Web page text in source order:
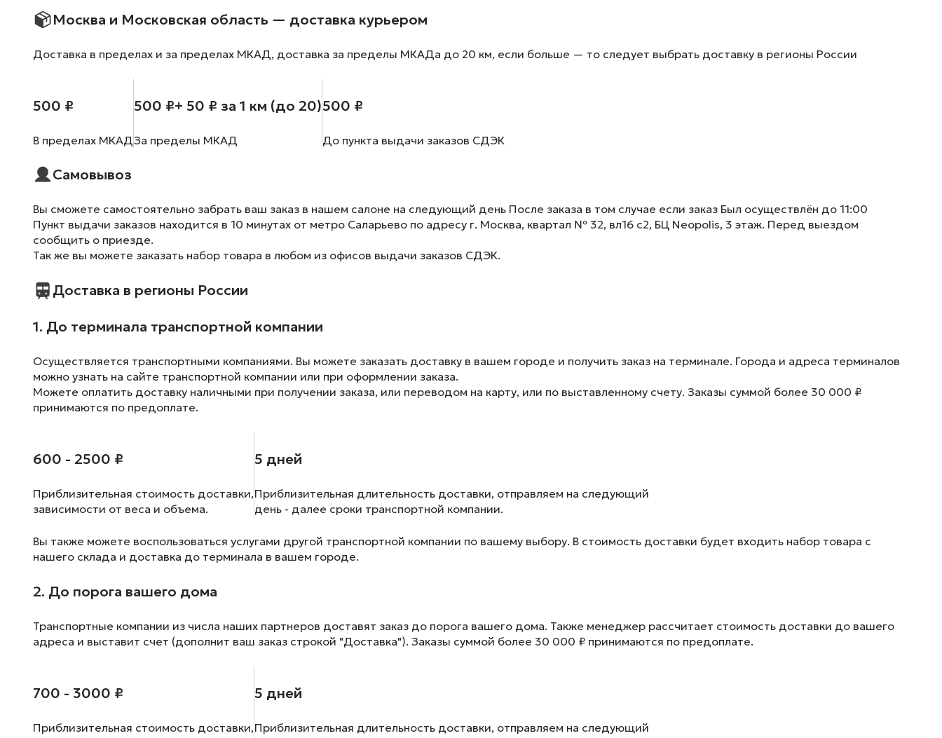
Москва и Московская область — доставка курьером
Доставка в пределах и за пределах МКАД, доставка за пределы МКАДа до 20 км, если больше — то следует выбрать доставку в регионы России
500 ₽
В пределах МКАД
500 ₽+ 50 ₽ за 1 км (до 20)
За пределы МКАД
500 ₽
До пункта выдачи заказов СДЭК
Самовывоз
Вы сможете самостоятельно забрать ваш заказ в нашем салоне на следующий день После заказа в том случае если заказ Был осуществлён до 11:00
Пункт выдачи заказов находится в 10 минутах от метро Саларьево по адресу г. Москва, квартал № 32, вл16 с2, БЦ Neopolis, 3 этаж. Перед выездом
сообщить о приезде.
Так же вы можете заказать набор товара в любом из офисов выдачи заказов СДЭК.
Доставка в регионы России
1. До терминала транспортной компании
Осуществляется транспортными компаниями. Вы можете заказать доставку в вашем городе и получить заказ на терминале. Города и адреса терминалов
можно узнать на сайте транспортной компании или при оформлении заказа.
Можете оплатить доставку наличными при получении заказа, или переводом на карту, или по выставленному счету. Заказы суммой более 30 000 ₽
принимаются по предоплате.
600 - 2500 ₽
Приблизительная стоимость доставки,
зависимости от веса и объема.
5 дней
Приблизительная длительность доставки, отправляем на следующий
день - далее сроки транспортной компании.
Вы также можете воспользоваться услугами другой транспортной компании по вашему выбору. В стоимость доставки будет входить набор товара с
нашего склада и доставка до терминала в вашем городе.
2. До порога вашего дома
Транспортные компании из числа наших партнеров доставят заказ до порога вашего дома. Также менеджер рассчитает стоимость доставки до вашего
адреса и выставит счет (дополнит ваш заказ строкой "Доставка"). Заказы суммой более 30 000 ₽ принимаются по предоплате.
700 - 3000 ₽
Приблизительная стоимость доставки,
5 дней
Приблизительная длительность доставки, отправляем на следующий